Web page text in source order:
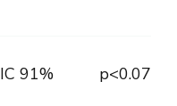
IC 91% p<0.07